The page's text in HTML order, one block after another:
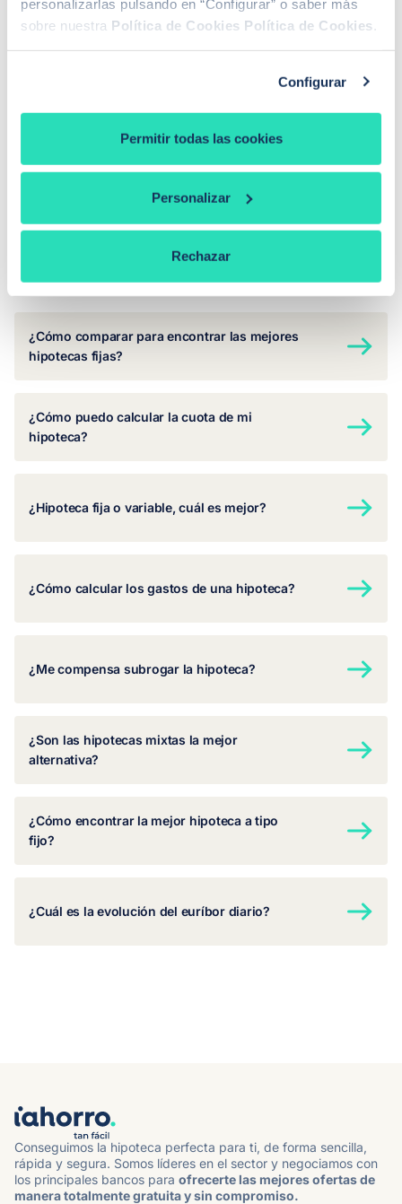
personalizarlas pulsando en “Configurar” o saber más
sobre nuestra Política de Cookies Política de Cookies
Configurar
Permitir todas las cookies
Personalizar
Rechazar
Hipotecas Madrid
Otras páginas que pueden interesarte
¿Cómo comparar para encontrar las mejores
hipotecas fijas?
¿Cómo puedo calcular la cuota de mi
hipoteca?
¿Hipoteca fija o variable, cuál es mejor?
¿Cómo calcular los gastos de una hipoteca?
¿Me compensa subrogar la hipoteca?
¿Son las hipotecas mixtas la mejor
alternativa?
¿Cómo encontrar la mejor hipoteca a tipo
fijo?
¿Cuál es la evolución del euríbor diario?
Conseguimos la hipoteca perfecta para ti, de forma sencilla,
rápida y segura. Somos líderes en el sector y negociamos con
los principales bancos para ofrecerte las mejores ofertas de
manera totalmente gratuita y sin compromiso.